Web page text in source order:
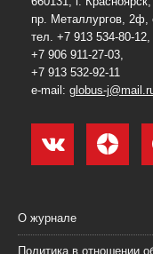
пр. Металлургов, 2ф,
тел. +7 913 534-80-12,
+7 906 911-27-03,
+7 913 532-92-11
e-mail: globus-
О журнале
Политика в отношении